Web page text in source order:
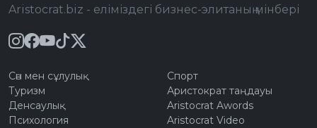
Aristocrat.biz - еліміздегі бизнес-элитаның мінбері
Сән мен сұлулық
Туризм
Денсаулық
Психология
Спорт
Аристократ таңдауы
Aristocrat Awords
Aristocrat Video